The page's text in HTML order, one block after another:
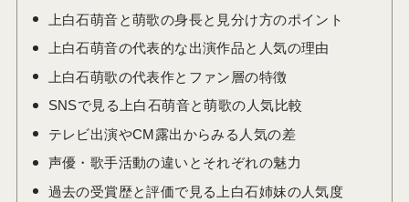
上白石萌音と萌歌の身長と見分け方のポイント
上白石萌音の代表的な出演作品と人気の理由
上白石萌歌の代表作とファン層の特徴
SNSで見る上白石萌音と萌歌の人気比較
テレビ出演やCM露出からみる人気の差
声優・歌手活動の違いとそれぞれの魅力
過去の受賞歴と評価で見る上白石姉妹の人気度